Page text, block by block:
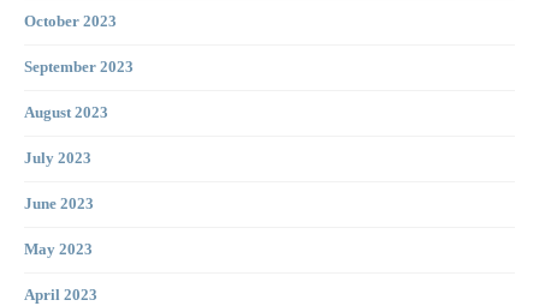
October 2023
September 2023
August 2023
July 2023
June 2023
May 2023
April 2023